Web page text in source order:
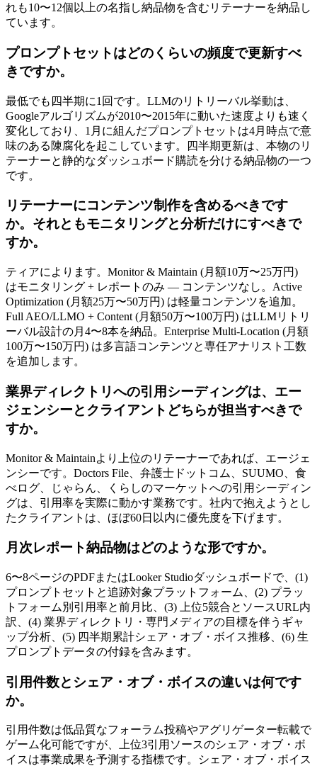
れも10〜12個以上の名指し納品物を含むリテーナーを納品し
ています。
プロンプトセットはどのくらいの頻度で更新すべ
きですか。
最低でも四半期に1回です。LLMのリトリーバル挙動は、
Googleアルゴリズムが2010〜2015年に動いた速度よりも速く
変化しており、1月に組んだプロンプトセットは4月時点で意
味のある陳腐化を起こしています。四半期更新は、本物のリ
テーナーと静的なダッシュボード購読を分ける納品物の一つ
です。
リテーナーにコンテンツ制作を含めるべきです
か。それともモニタリングと分析だけにすべきで
すか。
ティアによります。Monitor & Maintain (月額10万〜25万円)
はモニタリング + レポートのみ — コンテンツなし。Active
Optimization (月額25万〜50万円) は軽量コンテンツを追加。
Full AEO/LLMO + Content (月額50万〜100万円) はLLMリトリ
ーバル設計の月4〜8本を納品。Enterprise Multi-Location (月額
100万〜150万円) は多言語コンテンツと専任アナリスト工数
を追加します。
業界ディレクトリへの引用シーディングは、エー
ジェンシーとクライアントどちらが担当すべきで
すか。
Monitor & Maintainより上位のリテーナーであれば、エージェ
ンシーです。Doctors File、弁護士ドットコム、SUUMO、食
べログ、じゃらん、くらしのマーケットへの引用シーディン
グは、引用率を実際に動かす業務です。社内で抱えようとし
たクライアントは、ほぼ60日以内に優先度を下げます。
月次レポート納品物はどのような形ですか。
6〜8ページのPDFまたはLooker Studioダッシュボードで、(1)
プロンプトセットと追跡対象プラットフォーム、(2) プラッ
トフォーム別引用率と前月比、(3) 上位5競合とソースURL内
訳、(4) 業界ディレクトリ・専門メディアの目標を伴うギャ
ップ分析、(5) 四半期累計シェア・オブ・ボイス推移、(6) 生
プロンプトデータの付録を含みます。
引用件数とシェア・オブ・ボイスの違いは何です
か。
引用件数は低品質なフォーラム投稿やアグリゲーター転載で
ゲーム化可能ですが、上位3引用ソースのシェア・オブ・ボ
イスは事業成果を予測する指標です。シェア・オブ・ボイス